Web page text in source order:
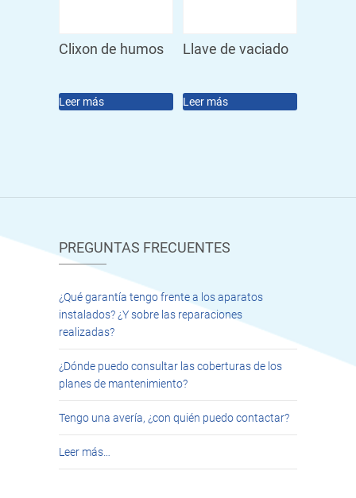
Clixon de humos
Leer más
Llave de vaciado
Leer más
PREGUNTAS FRECUENTES
¿Qué garantía tengo frente a los aparatos
instalados? ¿Y sobre las reparaciones
realizadas?
¿Dónde puedo consultar las coberturas de los
planes de mantenimiento?
Tengo una avería, ¿con quién puedo contactar?
Leer más…